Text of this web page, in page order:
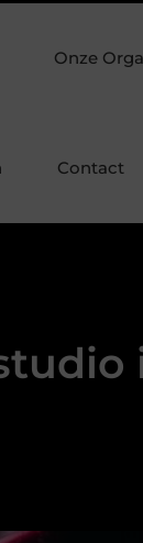
Onze
Contact